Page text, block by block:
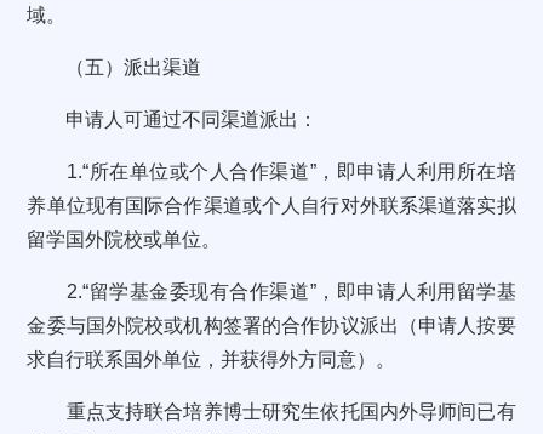
域。
（五）派出渠道
申请人可通过不同渠道派出：
1.“所在单位或个人合作渠道”，即申请人利用所在培
养单位现有国际合作渠道或个人自行对外联系渠道落实拟
留学国外院校或单位。
2.“留学基金委现有合作渠道”，即申请人利用留学基
金委与国外院校或机构签署的合作协议派出（申请人按要
求自行联系国外单位，并获得外方同意）。
重点支持联合培养博士研究生依托国内外导师间已有